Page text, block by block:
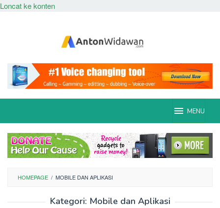
Loncat ke konten
MENU
HOMEPAGE / MOBILE DAN APLIKASI
Kategori: Mobile dan Aplikasi